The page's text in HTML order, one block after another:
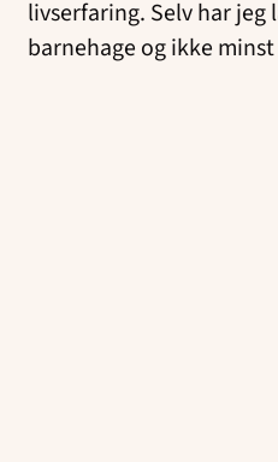
livserfaring. Selv har
barnehage og ikke